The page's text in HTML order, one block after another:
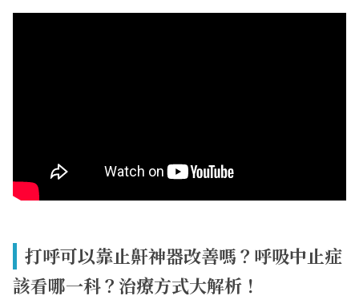
打呼可以靠止鼾神器改善嗎？呼吸中止症
該看哪一科？治療方式大解析！